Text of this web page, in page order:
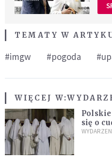
TEMATY W
#imgw #pogoda
WIĘCEJ W:
się o
Pana